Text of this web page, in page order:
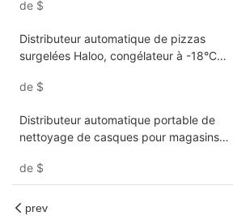
de nail art en libre-service | Haloo
de $
Distributeur automatique de pizzas
surgelées Haloo, congélateur à -18°C
acier, pour les zones à fort trafic comme
de $
Distributeur automatique portable de
nettoyage de casques pour magasins
nettoyage de casques
de $
prev